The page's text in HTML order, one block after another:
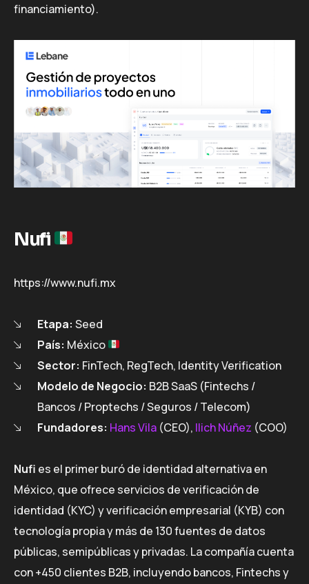
financiamiento).
Nufi
https://www.nufi.mx
Etapa: Seed
País: México
Sector: FinTech, RegTech, Identity Verification
Modelo de Negocio: B2B SaaS (Fintechs /
Bancos / Proptechs / Seguros / Telecom)
Fundadores: Hans Vila (CEO), Ilich Núñez (COO)
Nufi es el primer buró de identidad alternativa en
México, que ofrece servicios de verificación de
identidad (KYC) y verificación empresarial (KYB) con
tecnología propia y más de 130 fuentes de datos
públicas, semipúblicas y privadas. La compañía cuenta
con +450 clientes B2B, incluyendo bancos, Fintechs y